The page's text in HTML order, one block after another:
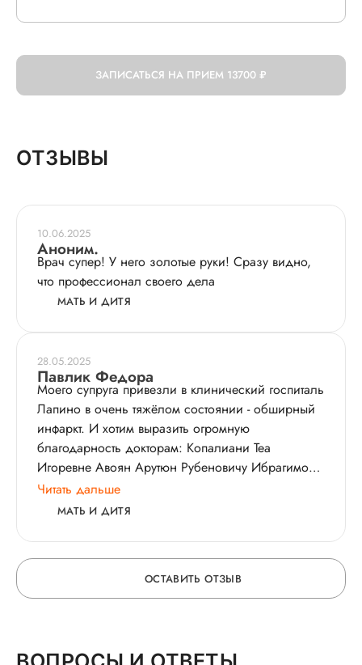
ЗАПИСАТЬСЯ НА ПРИЕМ 13700 ₽
ОТЗЫВЫ
10.06.2025
Аноним.
Врач супер! У него золотые руки! Сразу видно,
что профессионал своего дела
МАТЬ И ДИТЯ
28.05.2025
Павлик Федора
Моего супруга привезли в клинический госпиталь
Лапино в очень тяжёлом состоянии - обширный
инфаркт. И хотим выразить огромную
благодарность докторам: Копалиани Теа
Игоревне Авоян Арутюн Рубеновичу Ибрагимов
Ильнар Ринатовичу( анестезиолог), которые на
высшем уровне провели сложнейшую операцию
грамотный, аккуратный и очень внимательный
подход к нашей ситуации! Также очень
благодарны медсёстрам: Ефимовой Инессе
Горбачевой Ирине за ваше доброе человеческое
Читать дальше
МАТЬ И ДИТЯ
ОСТАВИТЬ ОТЗЫВ